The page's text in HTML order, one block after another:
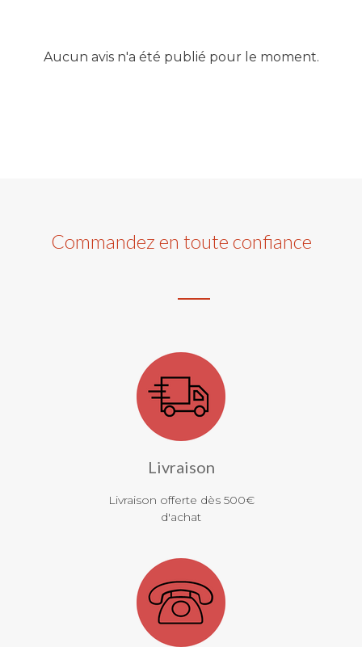
Aucun avis n'a été publié pour le moment.
Commandez en toute confiance
Livraison
Livraison offerte dès 500€
d'achat